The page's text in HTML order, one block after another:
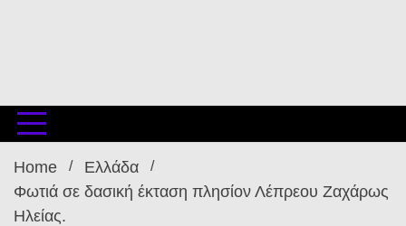
Home
Ελλάδα
Φωτιά σε δασική έκταση πλησίον Λέπρεου Ζαχάρως
Ηλείας.